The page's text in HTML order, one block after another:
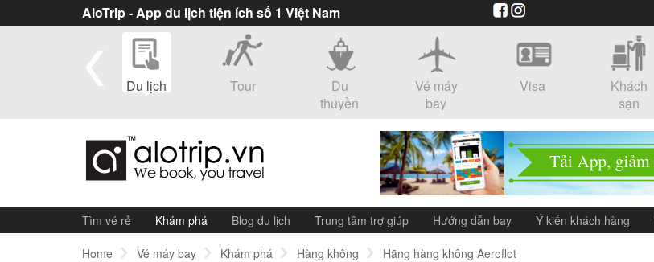
AloTrip - App du lịch tiện ích số 1 Việt Nam
Du lịch Tour
Du
thuyền
Vé máy
bay
Visa
Khách
sạn
Tìm vé rẻ Khám phá Blog du lịch Trung tâm trợ giúp Hướng dẫn bay Ý kiến khách hàng
Home Vé máy bay Khám phá Hàng không Hãng hàng không Aeroflot